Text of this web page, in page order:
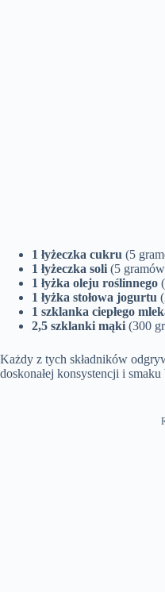
1 łyżeczka cukru (5
1 łyżeczka soli (5
1 łyżka oleju roślinnego
1 łyżka stołowa jogurtu
1 szklanka ciepłego
2,5 szklanki mąki (300
Każdy z tych składników
doskonałej konsystencji i smaku